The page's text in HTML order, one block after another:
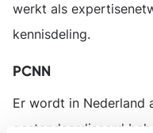
werkt als
kennisdeling.
PCNN
Er wordt in Nederland
gestandaardiseerd